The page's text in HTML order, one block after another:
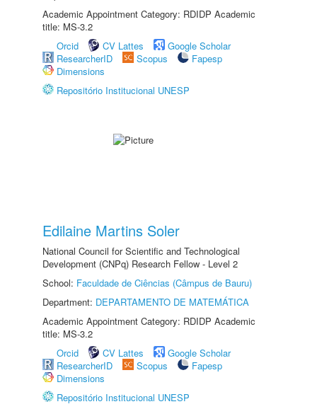
Academic Appointment Category: RDIDP Academic
title: MS-3.2
Orcid
CV Lattes
Google Scholar
ResearcherID
Scopus
Fapesp
Dimensions
Repositório Institucional UNESP
Edilaine Martins Soler
National Council for Scientific and Technological
Development (CNPq) Research Fellow - Level 2
School: Faculdade de Ciências (Câmpus de Bauru)
Department: DEPARTAMENTO DE MATEMÁTICA
Academic Appointment Category: RDIDP Academic
title: MS-3.2
Orcid
CV Lattes
Google Scholar
ResearcherID
Scopus
Fapesp
Dimensions
Repositório Institucional UNESP